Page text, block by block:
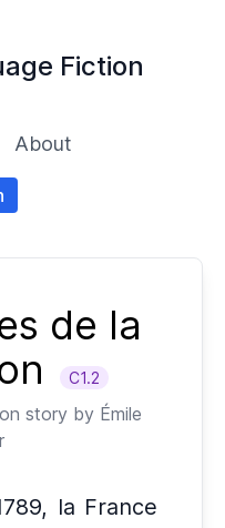
Fiction
About
de la
C1.2
story by Émile
la France